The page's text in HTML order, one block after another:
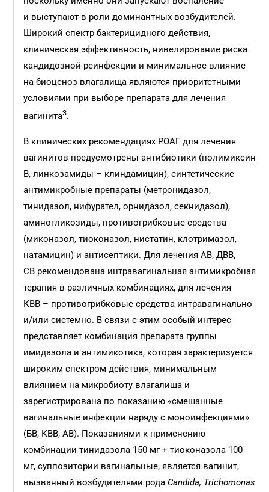
и выступают в роли доминантных возбудителей.
Широкий спектр бактерицидного действия,
клиническая эффективность, нивелирование риска
кандидозной реинфекции и минимальное влияние
на биоценоз влагалища являются приоритетными
условиями при выборе препарата для лечения
вагинита3.
В клинических рекомендациях РОАГ для лечения
вагинитов предусмотрены антибиотики (полимиксин
В, линкозамиды – клиндамицин), синтетические
антимикробные препараты (метронидазол,
тинидазол, нифурател, орнидазол, секнидазол),
аминогликозиды, противогрибковые средства
(миконазол, тиоконазол, нистатин, клотримазол,
натамицин) и антисептики. Для лечения АВ, ДВВ,
СВ рекомендована интравагинальная антимикробная
терапия в различных комбинациях, для лечения
КВВ – противогрибковые средства интравагинально
и/или системно. В связи с этим особый интерес
представляет комбинация препарата группы
имидазола и антимикотика, которая характеризуется
широким спектром действия, минимальным
влиянием на микробиоту влагалища и
зарегистрирована по показанию «смешанные
вагинальные инфекции наряду с моноинфекциями»
(БВ, КВВ, АВ). Показаниями к применению
комбинации тинидазола 150 мг + тиоконазола 100
мг, суппозитории вагинальные, является вагинит,
вызванный возбудителями рода Candida, Triсhomonas